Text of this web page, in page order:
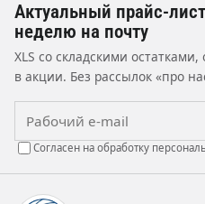
Актуальный прайс-
неделю на почту
XLS со складскими
в акции. Без рассылок «про
Согласен на обработку